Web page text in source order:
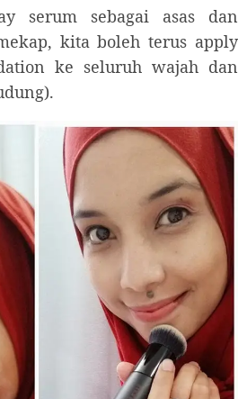
serum sebagai asas dan
kita boleh terus apply
ke seluruh wajah dan